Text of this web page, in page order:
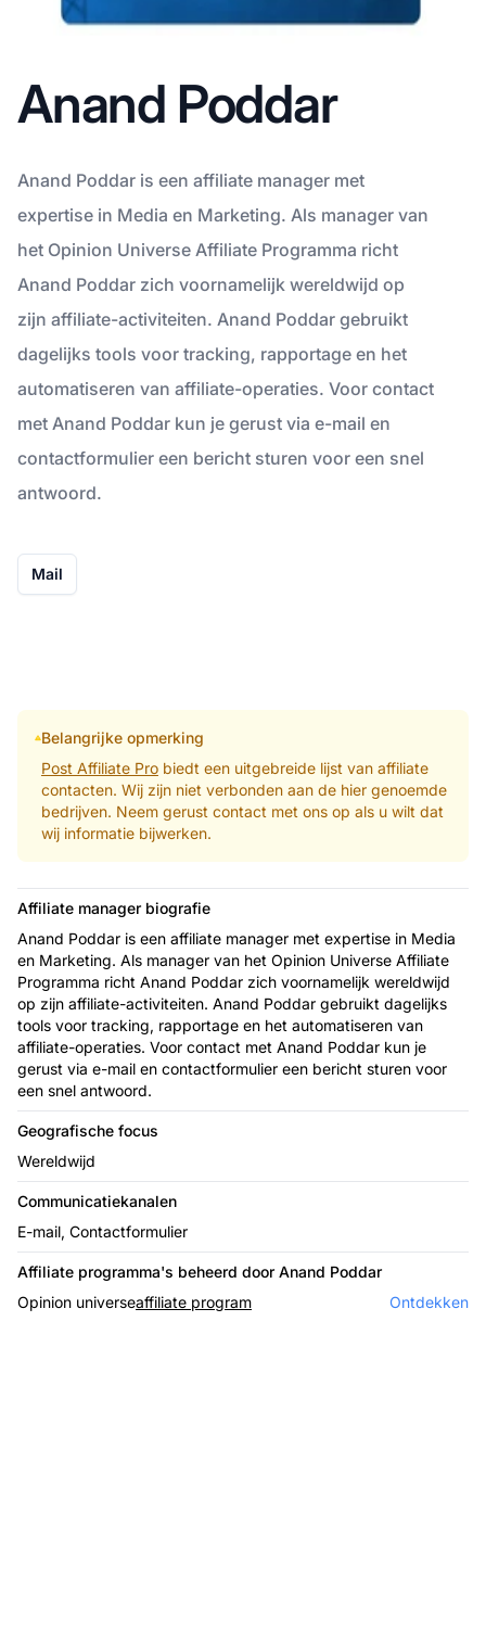
Anand Poddar
Anand Poddar is een affiliate manager met
expertise in Media en Marketing. Als manager van
het Opinion Universe Affiliate Programma richt
Anand Poddar zich voornamelijk wereldwijd op
zijn affiliate-activiteiten. Anand Poddar gebruikt
dagelijks tools voor tracking, rapportage en het
automatiseren van affiliate-operaties. Voor contact
met Anand Poddar kun je gerust via e-mail en
contactformulier een bericht sturen voor een snel
antwoord.
Mail
Belangrijke opmerking
Post Affiliate Probiedt een uitgebreide lijst van affiliate
contacten. Wij zijn niet verbonden aan de hier genoemde
bedrijven. Neem gerust contact met ons op als u wilt dat
wij informatie bijwerken.
Affiliate manager biografie
Anand Poddar is een affiliate manager met expertise in Media
en Marketing. Als manager van het Opinion Universe Affiliate
Programma richt Anand Poddar zich voornamelijk wereldwijd
op zijn affiliate-activiteiten. Anand Poddar gebruikt dagelijks
tools voor tracking, rapportage en het automatiseren van
affiliate-operaties. Voor contact met Anand Poddar kun je
gerust via e-mail en contactformulier een bericht sturen voor
een snel antwoord.
Geografische focus
Wereldwijd
Communicatiekanalen
E-mail, Contactformulier
Affiliate programma's beheerd door Anand Poddar
Opinion universeaffiliate program Ontdekken